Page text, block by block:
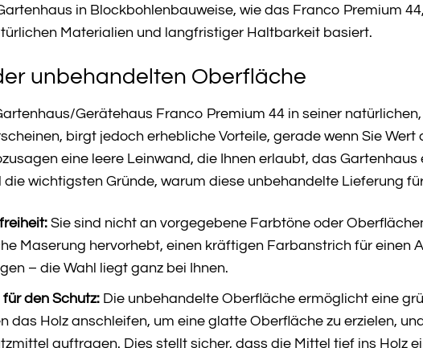
in Blockbohlenbauweise, wie das Franco Premium
Materialien und langfristiger Haltbarkeit basiert.
unbehandelten Oberfläche
Gerätehaus Franco Premium 44 in seiner
birgt jedoch erhebliche Vorteile, gerade wenn Sie
eine leere Leinwand, die Ihnen erlaubt, das
die wichtigsten Gründe, warum diese unbehandelte Lieferung
Sie sind nicht an vorgegebene Farbtöne oder
Maserung hervorhebt, einen kräftigen Farbanstrich für einen
– die Wahl liegt ganz bei Ihnen.
den Schutz: Die unbehandelte Oberfläche ermöglicht eine
das Holz anschleifen, um eine glatte Oberfläche zu erzielen,
auftragen. Dies stellt sicher, dass die Mittel tief ins Holz